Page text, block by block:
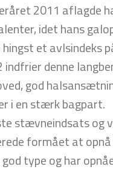
2011 aflagde
idet hans
et avlsindeks
denne
god
i en stærk bagpart.
stævneindsats og
formået at opnå
type og har